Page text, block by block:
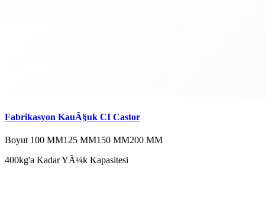
Fabrikasyon KauÃ§uk CI Castor
Boyut 100 MM125 MM150 MM200 MM
400kg'a Kadar YÃ¼k Kapasitesi